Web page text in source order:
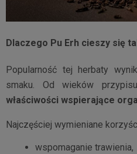
Dlaczego Pu Erh cieszy się
Popularność tej herbaty
smaku. Od wieków
właściwości wspierające
Najczęściej wymieniane
wspomaganie trawienia,